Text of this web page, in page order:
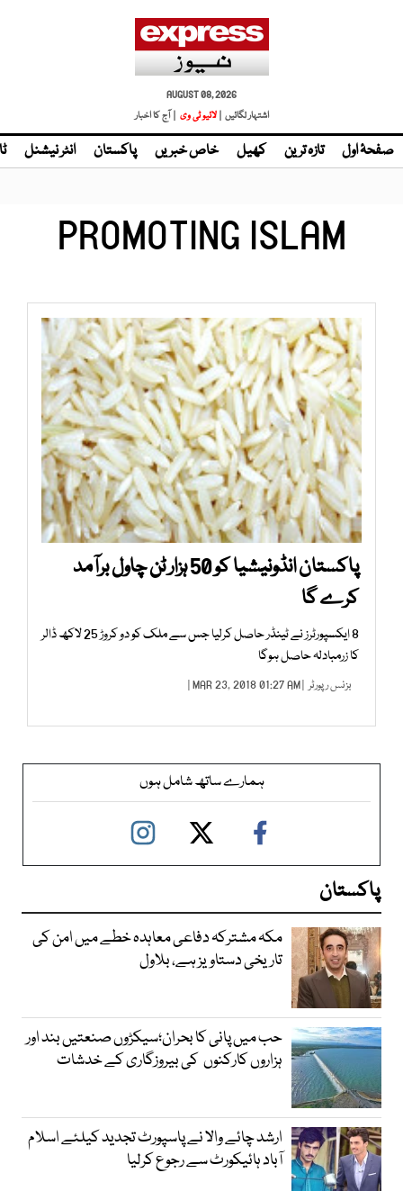
AUGUST 08, 2026
اشتہار لگائیں | لائیو ٹی وی | آج کا اخبار
صفحۂ اول تازہ ترین کھیل خاص خبریں پاکستان انٹر نیشنل
PROMOTING ISLAM
پاکستان انڈونیشیا کو 50 ہزار ٹن چاول برآمد
کرے گا
8 ایکسپورٹرز نے ٹینڈر حاصل کرلیا جس سے ملک کو دو کروڑ 25 لاکھ ڈالر
کا زرمبادلہ حاصل ہوگا
بزنس رپورٹر | MAR 23, 2018 01:27 AM |
ہمارے ساتھ شامل ہوں
پاکستان
مکہ مشترکہ دفاعی معاہدہ خطے میں امن کی
تاریخی دستاویز ہے، بلاول
حب میں پانی کا بحران؛سیکڑوں صنعتیں بند اور
ہزاروں کارکنوں کی بیروزگاری کے خدشات
ارشد چائے والا نے پاسپورٹ تجدید کیلئے اسلام
آباد ہائیکورٹ سے رجوع کرلیا